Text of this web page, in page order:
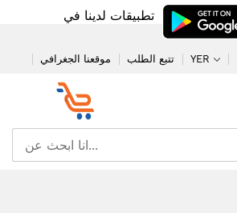
تطبيقات لدينا في
موقعنا الجغرافي تتبع الطلب YER